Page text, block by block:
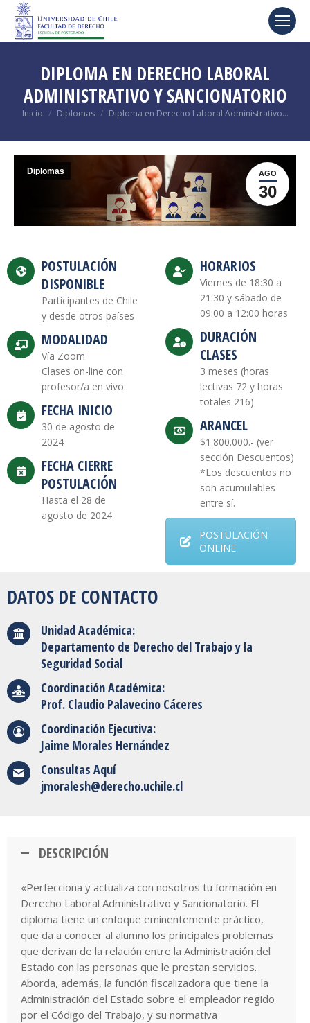
DIPLOMA EN DERECHO LABORAL
ADMINISTRATIVO Y SANCIONATORIO
Estás aquí:
Inicio Diplomas Diploma en Derecho Laboral Administrativo…
AGO
30
Diplomas
POSTULACIÓN
DISPONIBLE
Participantes de Chile
y desde otros países
MODALIDAD
Vía Zoom
Clases on-line con
profesor/a en vivo
FECHA INICIO
30 de agosto de
2024
FECHA CIERRE
POSTULACIÓN
Hasta el 28 de
agosto de 2024
HORARIOS
Viernes de 18:30 a
21:30 y sábado de
09:00 a 12:00 horas
DURACIÓN
CLASES
3 meses (horas
lectivas 72 y horas
totales 216)
ARANCEL
$1.800.000.- (ver
sección Descuentos)
*Los descuentos no
son acumulables
entre sí.
POSTULACIÓN
ONLINE
DATOS DE CONTACTO
Unidad Académica:
Departamento de Derecho del Trabajo y la
Seguridad Social
Coordinación Académica:
Prof. Claudio Palavecino Cáceres
Coordinación Ejecutiva:
Jaime Morales Hernández
Consultas Aquí
jmoralesh@derecho.uchile.cl
DESCRIPCIÓN
«Perfecciona y actualiza con nosotros tu formación en
Derecho Laboral Administrativo y Sancionatorio. El
diploma tiene un enfoque eminentemente práctico,
que da a conocer al alumno los principales problemas
que derivan de la relación entre la Administración del
Estado con las personas que le prestan servicios.
Aborda, además, la función fiscalizadora que tiene la
Administración del Estado sobre el empleador regido
por el Código del Trabajo, y su normativa